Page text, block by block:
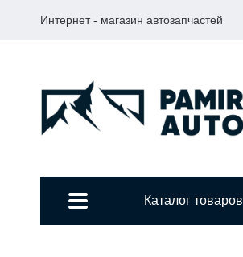
Интернет - магазин автозапчастей
Каталог товаров